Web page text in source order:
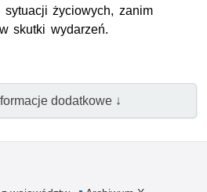
życiowych, zanim
skutki wydarzeń.
dodatkowe ↓